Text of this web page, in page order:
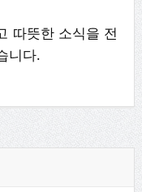
따뜻한 소식을 전
니다.